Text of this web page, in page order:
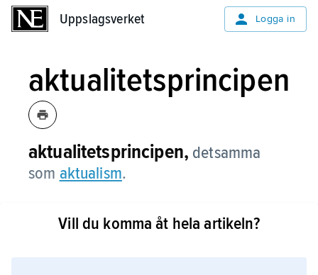
Uppslagsverket Logga in
aktualitetsprincipen
aktualitetsprincipen, detsamma
som aktualism.
Vill du komma åt hela artikeln?